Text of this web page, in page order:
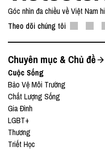
Góc nhìn đa chiều về Việt Nam
Theo dõi chúng tôi
Chuyên mục & Chủ đề
Cuộc Sống
Bảo Vệ Môi Trường
Chất Lượng Sống
Gia Đình
LGBT+
Thương
Triết Học